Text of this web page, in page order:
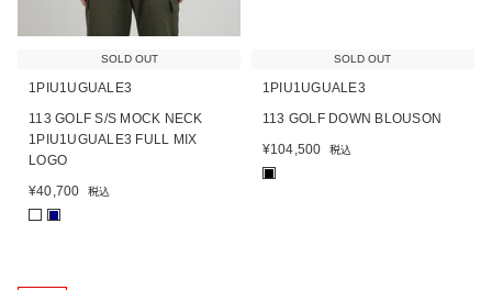
SOLD OUT
1PIU1UGUALE3
113 GOLF S/S MOCK NECK
1PIU1UGUALE3 FULL MIX
LOGO
¥40,700 税込
SOLD OUT
1PIU1UGUALE3
113 GOLF DOWN BLOUSON
¥104,500 税込